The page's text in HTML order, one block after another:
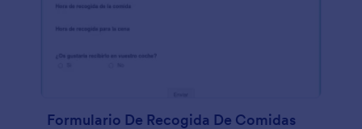
Formulario De Recogida De Comidas